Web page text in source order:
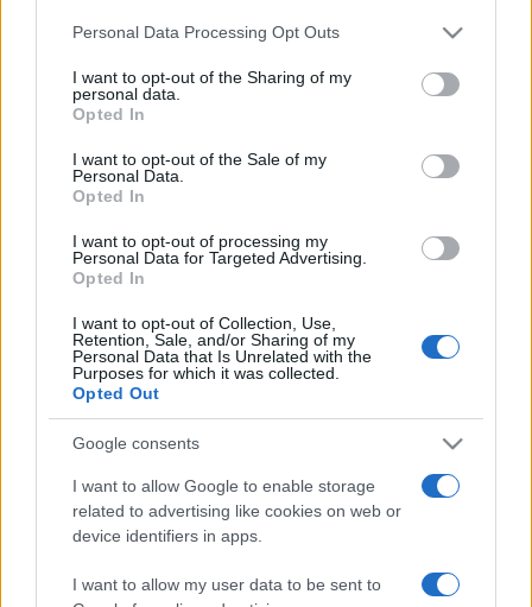
Please note that this website/app uses one or more Google
not limited to your visit or usage behaviour. You may click to
grant or deny consent to Google and its third-party tags to
use your data for below specified purposes in below Google
consent section.
Personal Data Processing Opt Outs
I want to opt-out of the Sharing of my
personal data.
Opted In
I want to opt-out of the Sale of my
Personal Data.
Opted In
I want to opt-out of processing my
Personal Data for Targeted Advertising.
Opted In
I want to opt-out of Collection, Use,
Retention, Sale, and/or Sharing of my
Personal Data that Is Unrelated with the
Purposes for which it was collected.
Opted Out
Google consents
I want to allow Google to enable storage
related to advertising like cookies on web or
device identifiers in apps.
I want to allow my user data to be sent to
Arra büszke, hogy semmiféle digitális trükköt nem
klasszikus fényképészeti eljárás.
Munkái, bár hordoznak festészeti értékeket, mégis - a
fényképek.
Ezeknek a fényképeknek jellegzetessége a téri mélység,
amit ambivalens módon két sík üveglap segítségével ér
el. Néha azt érezzük, hogy mikroorganizmusok legmélyén
makrovilág megjelenítésével van dolgunk, ahol éppen az
űrből pillantunk le a földi halandóra. Mindez sajátos
lebegést ad a műveknek, hatásmechanizmusa ettől válik
egyedivé.